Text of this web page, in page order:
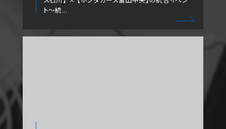
ト～統...